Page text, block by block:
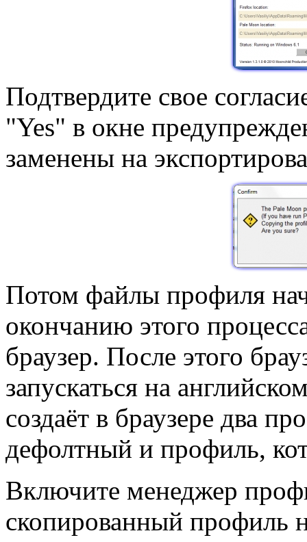
Подтвердите свое
"Yes" в окне
заменены на
Потом файлы профиля
окончанию этого
браузер. После этого
запускаться на
создаёт в браузере два
дефолтный и профиль,
Включите менеджер
скопированный профиль